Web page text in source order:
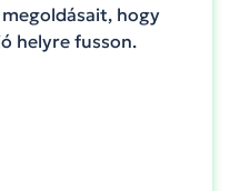
hogy
helyre fusson.